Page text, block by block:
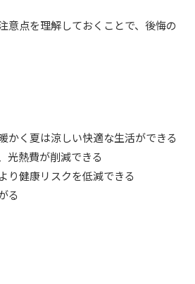
意点を理解しておくことで、後悔の
かく夏は涼しい快適な生活ができる
光熱費が削減できる
り健康リスクを低減できる
る